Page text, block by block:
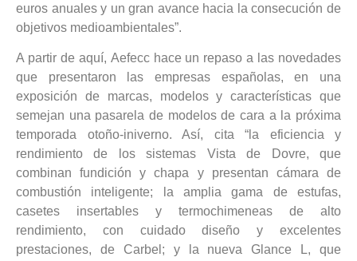
euros anuales y un gran avance hacia la consecución de
objetivos medioambientales”.
A partir de aquí, Aefecc hace un repaso a las novedades
que presentaron las empresas españolas, en una
exposición de marcas, modelos y características que
semejan una pasarela de modelos de cara a la próxima
temporada otoño-iniverno. Así, cita “la eficiencia y
rendimiento de los sistemas Vista de Dovre, que
combinan fundición y chapa y presentan cámara de
combustión inteligente; la amplia gama de estufas,
casetes insertables y termochimeneas de alto
rendimiento, con cuidado diseño y excelentes
prestaciones, de Carbel; y la nueva Glance L, que